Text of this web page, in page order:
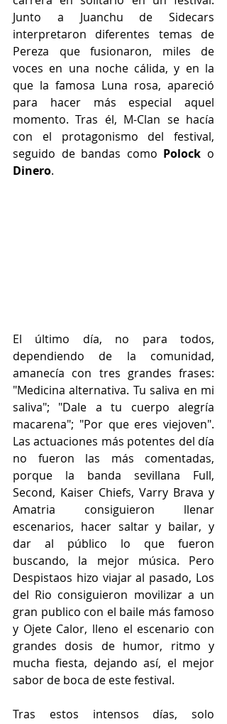
Junto a Juanchu de Sidecars
interpretaron diferentes temas de
Pereza que fusionaron, miles de
voces en una noche cálida, y en la
que la famosa Luna rosa, apareció
para hacer más especial aquel
momento. Tras él, M-Clan se hacía
con el protagonismo del festival,
seguido de bandas como Polock
Dinero.
El último día, no para todos,
dependiendo de la comunidad,
amanecía con tres grandes frases:
"Medicina alternativa. Tu saliva en mi
saliva"; "Dale a tu cuerpo alegría
macarena"; "Por que eres viejoven".
Las actuaciones más potentes del día
no fueron las más comentadas,
porque la banda sevillana Full,
Second, Kaiser Chiefs, Varry Brava y
Amatria consiguieron llenar
escenarios, hacer saltar y bailar, y
dar al público lo que fueron
buscando, la mejor música. Pero
Despistaos hizo viajar al pasado, Los
del Rio consiguieron movilizar a un
gran publico con el baile más famoso
y Ojete Calor, lleno el escenario con
grandes dosis de humor, ritmo y
mucha fiesta, dejando así, el mejor
sabor de boca de este festival.
Tras estos intensos días, solo